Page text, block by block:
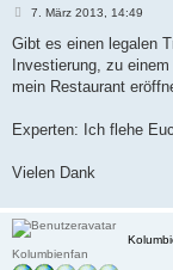
B
i
r
a
7. März 2013, 14:49
Gibt es einen legalen
Investierung, zu
mein Restaurant
Experten: Ich flehe
Vielen Dank
Kolumbienfan